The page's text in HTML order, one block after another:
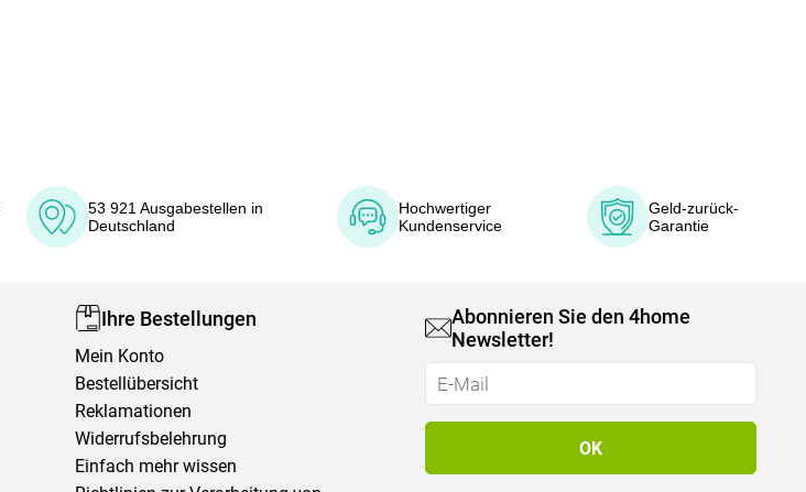
53 921 Ausgabestellen in
Deutschland
Hochwertiger
Kundenservice
Geld-zurück-
Garantie
Ihre Bestellungen
Mein Konto
Bestellübersicht
Reklamationen
Widerrufsbelehrung
Einfach mehr wissen
Abonnieren Sie den 4home
Newsletter!